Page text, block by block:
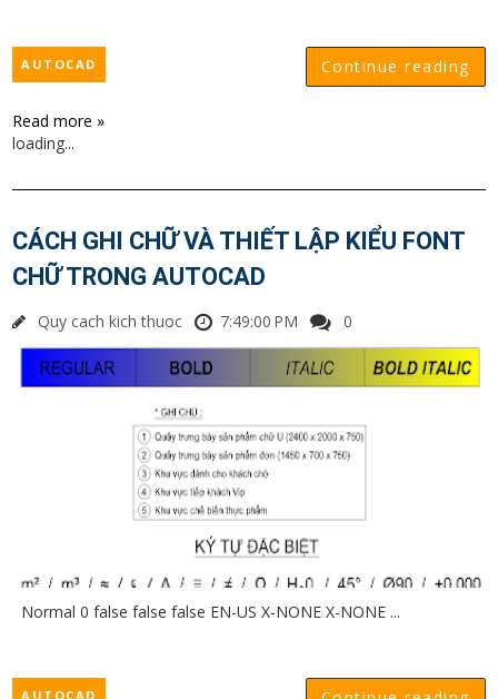
Continue reading
AUTOCAD
Read more »
loading...
CÁCH GHI CHỮ VÀ THIẾT LẬP KIỂU FONT
CHỮ TRONG AUTOCAD
Quy cach kich thuoc 7:49:00 PM 0
Normal 0 false false false EN-US X-NONE X-NONE ...
AUTOCAD